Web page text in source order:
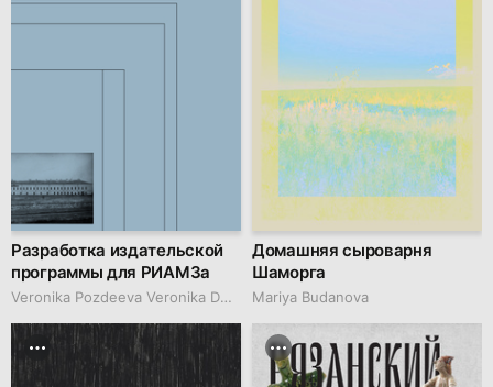
Разработка издательской
программы для РИАМЗа
Veronika Pozdeeva Veronika Dmitrievna
Домашняя сыроварня
Шаморга
Mariya Budanova